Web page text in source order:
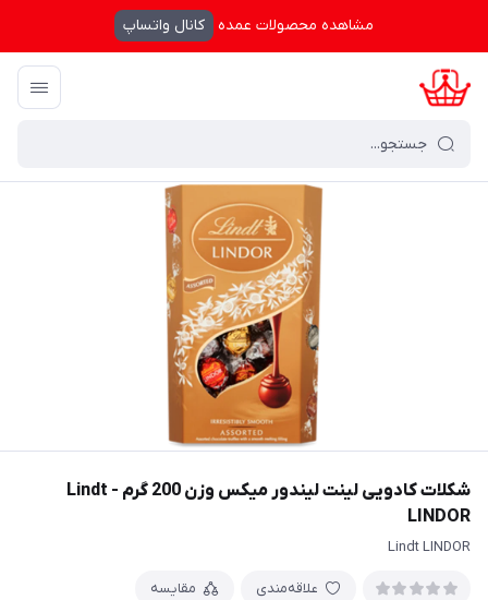
مشاهده محصولات عمده کانال واتساپ
کرال شاپینگ / فهرست محصولات
شکلات کادویی لینت لیندور میکس وزن 200 گرم - Lindt
LINDOR
Lindt LINDOR
علاقه‌مندی مقایسه